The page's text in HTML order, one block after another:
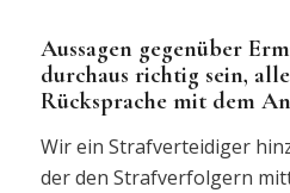
Aussagen gegenüber
durchaus richtig sein,
Rücksprache mit dem
Wir ein Strafverteidiger
der den Strafverfolgern